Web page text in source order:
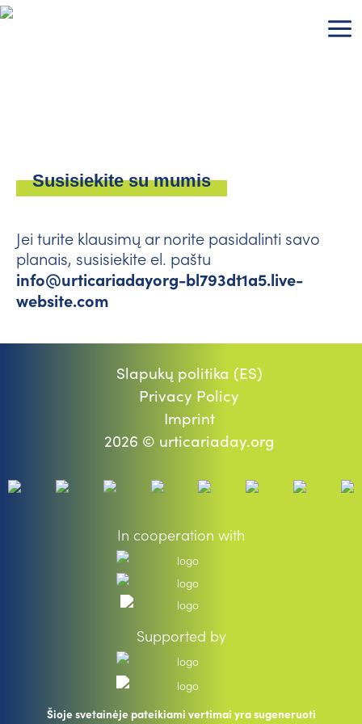
Pereiti
Susisiekite su mumis
Jei turite klausimų ar norite pasidalinti savo
planais, susisiekite el. paštu
info@urticariadayorg-bl793dt1a5.live-
website.com
Slapukų politika (ES)
Privacy Policy
Imprint
2026 © urticariaday.org
In cooperation with
Supported by
Šioje svetainėje pateikiami vertimai yra sugeneruoti